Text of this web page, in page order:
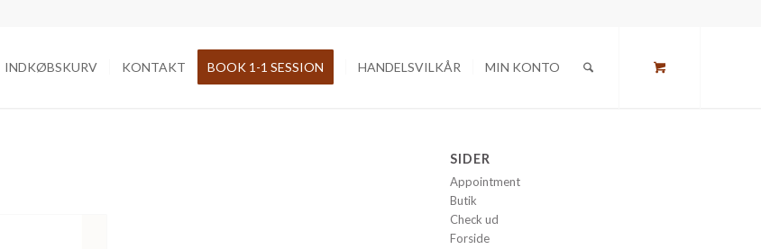
INDKØBSKURV KONTAKT BOOK 1-1 SESSION HANDELSVILKÅR MIN KONTO
SIDER
Appointment
Butik
Check ud
Forside